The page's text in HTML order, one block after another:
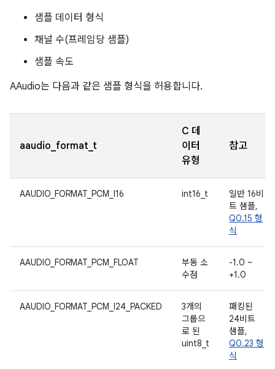
샘플 데이터 형식
채널 수(프레임당 샘플)
샘플 속도
AAudio는 다음과 같은 샘플 형식을 허용합니다.
aaudio_format_t
C 데
이터
유형
참고
AAUDIO_FORMAT_PCM_I16 int16_t
일반 16비
트 샘플,
Q0.15 형
식
AAUDIO_FORMAT_PCM_FLOAT
부동 소
수점
-1.0 ~
+1.0
AAUDIO_FORMAT_PCM_I24_PACKED
3개의
그룹으
로 된
uint8_t
패킹된
24비트
샘플,
Q0.23 형
식